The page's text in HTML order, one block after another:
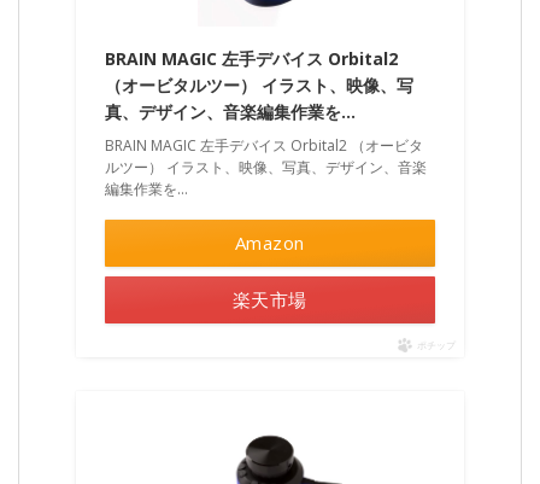
BRAIN MAGIC 左手デバイス Orbital2
（オービタルツー） イラスト、映像、写
真、デザイン、音楽編集作業を…
BRAIN MAGIC 左手デバイス Orbital2 （オービタ
ルツー） イラスト、映像、写真、デザイン、音楽
編集作業を…
Amazon
楽天市場
ポチップ